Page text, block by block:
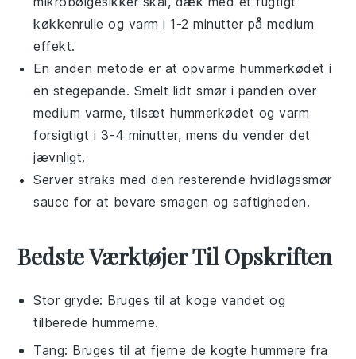
køkkenrulle og varm i 1-2 minutter på medium
effekt.
En anden metode er at opvarmehummerkødet i
en stegepande. Smelt lidtsmør i panden over
medium varme, tilsæt hummerkødet og varm
forsigtigt i 3-4 minutter, mens du vender det
jævnligt.
Server straks med den resterende hvidløgssmør
sauce for at bevare smagen og saftigheden.
Bedste Værktøjer Til Opskriften
Stor gryde: Bruges til at koge vandet og
tilberede hummerne.
Tang: Bruges til at fjerne de kogte hummere fra